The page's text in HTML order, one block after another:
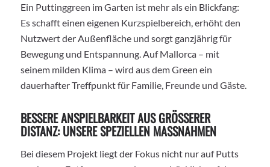
Ein Puttinggreen im Garten ist mehr als ein Blickfang:
Es schafft einen eigenen Kurzspielbereich, erhöht den
Nutzwert der Außenfläche und sorgt ganzjährig für
Bewegung und Entspannung. Auf Mallorca – mit
seinem milden Klima – wird aus dem Green ein
dauerhafter Treffpunkt für Familie, Freunde und Gäste.
BESSERE ANSPIELBARKEIT AUS GRÖSSERER D
ISTANZ: UNSERE SPEZIELLEN MASSNAHMEN
Bei diesem Projekt liegt der Fokus nicht nur auf Putts